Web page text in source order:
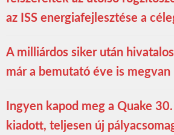
az ISS energiafejlesztése a
A milliárdos siker után
már a bemutató éve is megvan
Ingyen kapod meg a Quake
kiadott, teljesen új